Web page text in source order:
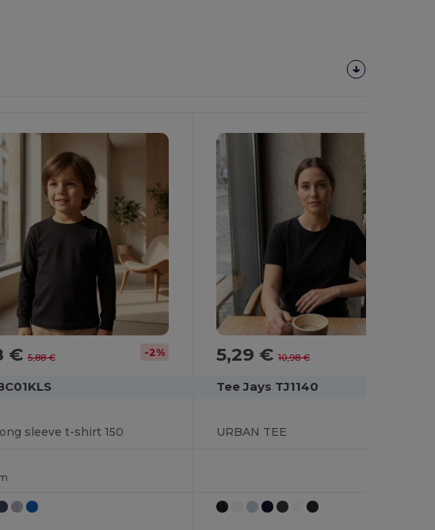
€5,88 € -2%
sleeve t-shirt 150
5,29 €10,98 €
Tee Jays TJ1140
URBAN TEE